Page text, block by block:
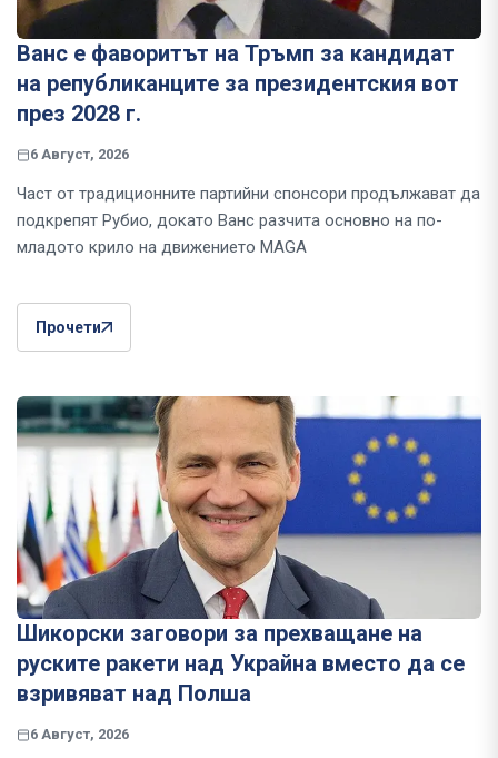
Ванс е фаворитът на Тръмп за кандидат
на републиканците за президентския вот
през 2028 г.
6 Август, 2026
Част от традиционните партийни спонсори продължават да
подкрепят Рубио, докато Ванс разчита основно на по-
младото крило на движението MAGA
Прочети
Шикорски заговори за прехващане на
руските ракети над Украйна вместо да се
взривяват над Полша
6 Август, 2026